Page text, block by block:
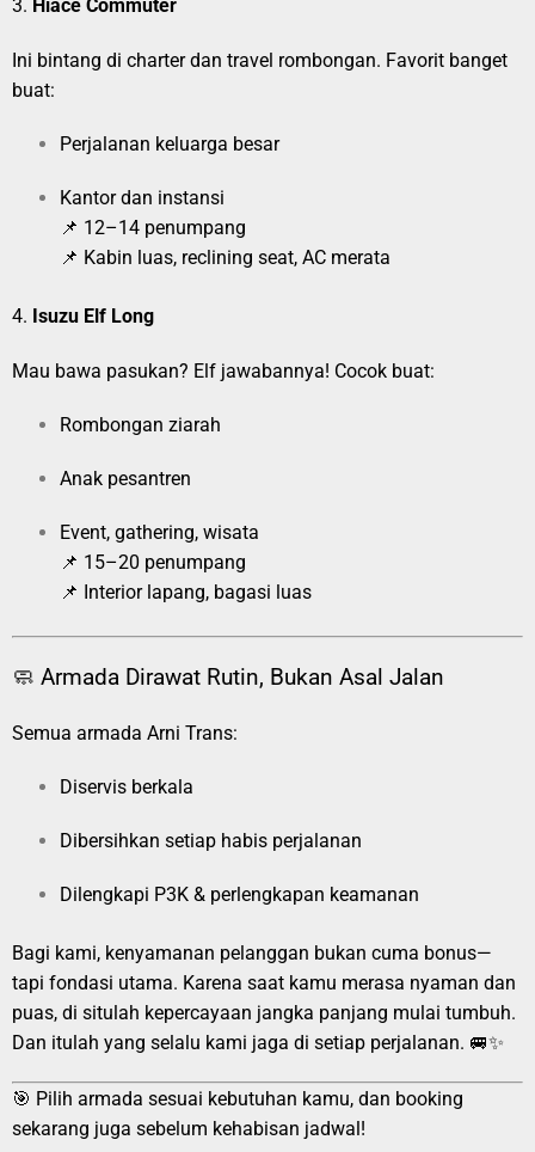
3. Hiace Commuter
Ini bintang di charter dan travel rombongan. Favorit banget
buat:
Perjalanan keluarga besar
Kantor dan instansi
📌 12–14 penumpang
📌 Kabin luas, reclining seat, AC merata
4. Isuzu Elf Long
Mau bawa pasukan? Elf jawabannya! Cocok buat:
Rombongan ziarah
Anak pesantren
Event, gathering, wisata
📌 15–20 penumpang
📌 Interior lapang, bagasi luas
🧼 Armada Dirawat Rutin, Bukan Asal Jalan
Semua armada Arni Trans:
Diservis berkala
Dibersihkan setiap habis perjalanan
Dilengkapi P3K & perlengkapan keamanan
Bagi kami, kenyamanan pelanggan bukan cuma bonus—
tapi fondasi utama. Karena saat kamu merasa nyaman dan
puas, di situlah kepercayaan jangka panjang mulai tumbuh.
Dan itulah yang selalu kami jaga di setiap perjalanan. 🚐✨
🎯 Pilih armada sesuai kebutuhan kamu, dan booking
sekarang juga sebelum kehabisan jadwal!